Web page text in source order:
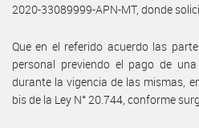
2020-33089999-APN-MT, donde
Que en el referido acuerdo las
personal previendo el pago de
durante la vigencia de las mismas,
bis de la Ley N° 20.744, conforme